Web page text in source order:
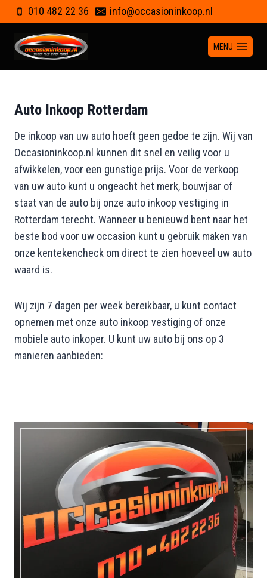
Doorgaan
naar
inhoud
010 482 22 36 info@occasioninkoop.nl
MENU
Auto Inkoop Rotterdam
De inkoop van uw auto hoeft geen gedoe te zijn. Wij van
Occasioninkoop.nl kunnen dit snel en veilig voor u
afwikkelen, voor een gunstige prijs. Voor de verkoop
van uw auto kunt u ongeacht het merk, bouwjaar of
staat van de auto bij onze auto inkoop vestiging in
Rotterdam terecht. Wanneer u benieuwd bent naar het
beste bod voor uw occasion kunt u gebruik maken van
onze kentekencheck om direct te zien hoeveel uw auto
waard is.
Wij zijn 7 dagen per week bereikbaar, u kunt contact
opnemen met onze auto inkoop vestiging of onze
mobiele auto inkoper. U kunt uw auto bij ons op 3
manieren aanbieden: